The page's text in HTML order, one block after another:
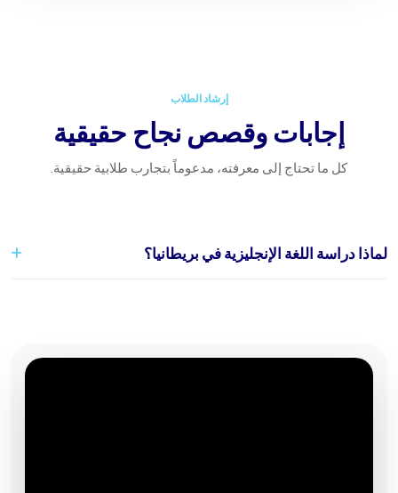
إرشاد الطلاب
إجابات وقصص نجاح حقيقية
كل ما تحتاج إلى معرفته، مدعوماً بتجارب طلابية حقيقية.
لماذا دراسة اللغة الإنجليزية في بريطانيا؟